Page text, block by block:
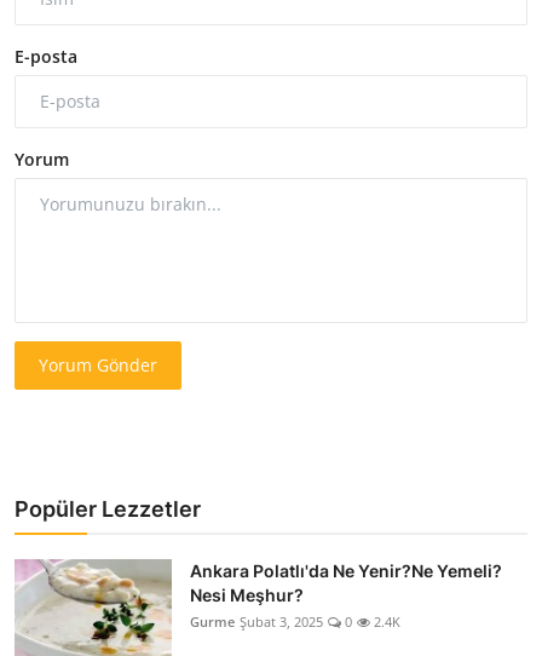
E-posta
Yorum
Yorum Gönder
Popüler Lezzetler
Ankara Polatlı'da Ne Yenir?Ne Yemeli?
Nesi Meşhur?
Gurme Şubat 3, 2025 0 2.4K